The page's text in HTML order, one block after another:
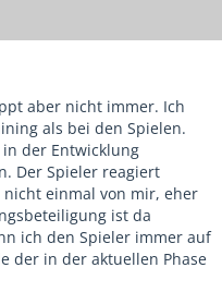
aber nicht immer. Ich
als bei den Spielen.
der Entwicklung
Der Spieler reagiert
einmal von mir, eher
ist da
ich den Spieler immer auf
der in der aktuellen Phase